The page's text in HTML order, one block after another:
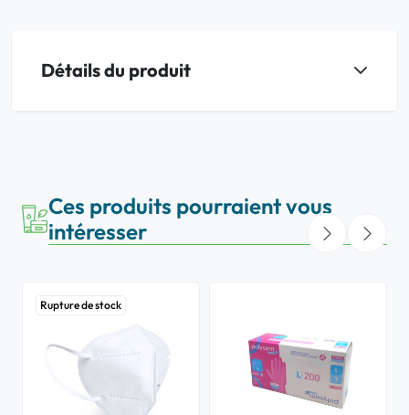
Détails du produit
Ces produits pourraient vous
intéresser
Rupture de stock